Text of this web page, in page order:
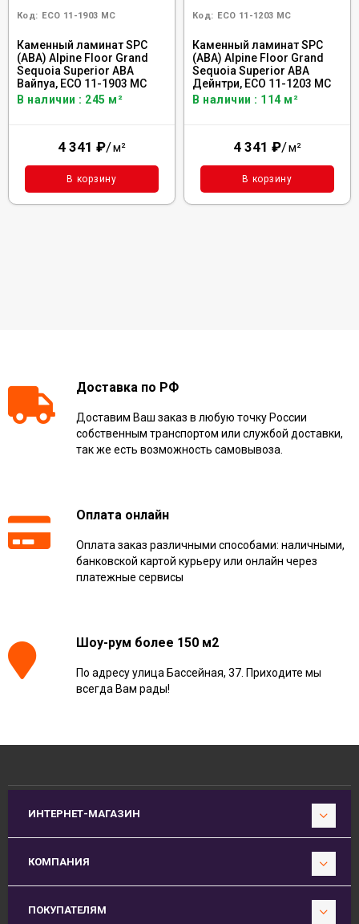
Код: ECO 11-1903 MC
Каменный ламинат SPC
(ABA) Alpine Floor Grand
Sequoia Superior ABA
Вайпуа, ECO 11-1903 MC
В наличии : 245 м²
4 341 ₽/м²
В корзину
Код: ECO 11-1203 MC
Каменный ламинат SPC
(ABA) Alpine Floor Grand
Sequoia Superior ABA
Дейнтри, ECO 11-1203 MC
В наличии : 114 м²
4 341 ₽/м²
В корзину
Доставка по РФ
Доставим Ваш заказ в любую точку России
собственным транспортом или службой доставки,
так же есть возможность самовывоза.
Оплата онлайн
Оплата заказ различными способами: наличными,
банковской картой курьеру или онлайн через
платежные сервисы
Шоу-рум более 150 м2
По адресу улица Бассейная, 37. Приходите мы
всегда Вам рады!
ИНТЕРНЕТ-МАГАЗИН
КОМПАНИЯ
ПОКУПАТЕЛЯМ